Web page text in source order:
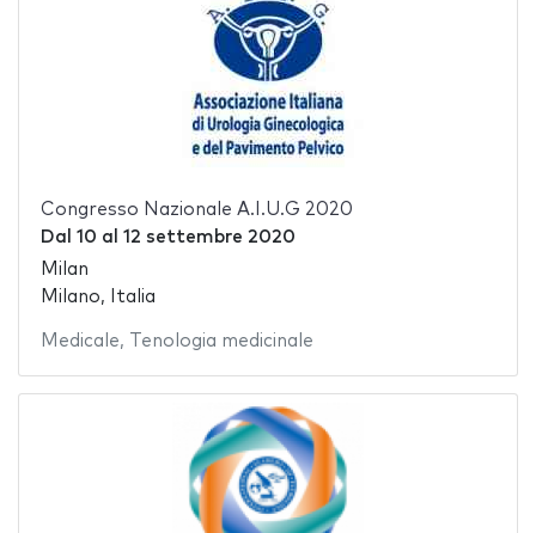
Congresso Nazionale A.I.U.G 2020
Dal 10 al 12 settembre 2020
Milan
Milano, Italia
Medicale, Tenologia medicinale